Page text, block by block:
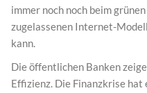
immer noch noch beim
zugelassenen Internet-
kann.
Die öffentlichen Banken
Effizienz. Die Finanzkrise hat